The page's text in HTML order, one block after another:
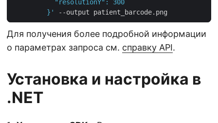
         }'
Для получения более подробной информации
о параметрах запроса см. справку API.
Установка и настройка в
.NET